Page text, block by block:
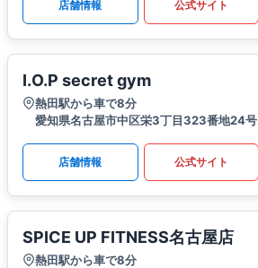
店舗情報 公式サイト
I.O.P secret gym
熱田駅から車で8分
愛知県名古屋市中区栄3丁目323番地24号
店舗情報 公式サイト
SPICE UP FITNESS名古屋店
熱田駅から車で8分